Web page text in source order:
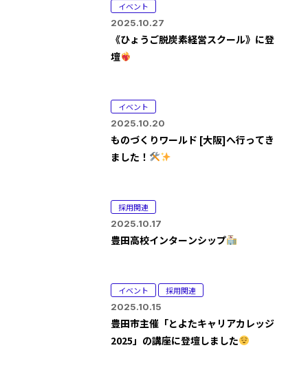
イベント
2025.10.27
《ひょうご脱炭素経営スクール》に登
壇
イベント
2025.10.20
ものづくりワールド [大阪]へ行ってき
ました！
採用関連
2025.10.17
豊田高校インターンシップ
イベント
採用関連
2025.10.15
豊田市主催「とよたキャリアカレッジ
2025」の講座に登壇しました